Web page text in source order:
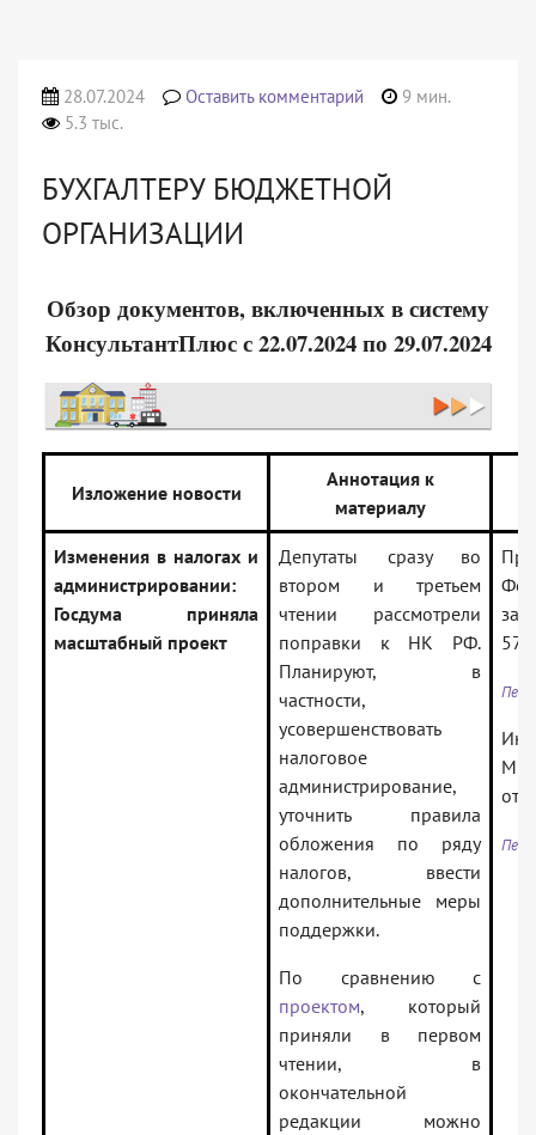
28.07.2024 Оставить комментарий
9 мин.
5.3 тыс.
БУХГАЛТЕРУ БЮДЖЕТНОЙ
ОРГАНИЗАЦИИ
Обзор документов, включенных в систему
КонсультантПлюс с 22.07.2024 по 29.07.2024
Изложение новости
Аннотация к
материалу
Изменения в налогах и
администрировании:
Госдума приняла
масштабный проект
Депутаты сразу во
втором и третьем
чтении рассмотрели
поправки к НК РФ.
Планируют, в
частности,
усовершенствовать
налоговое
администрирование,
уточнить правила
обложения по ряду
налогов, ввести
дополнительные меры
поддержки.
По сравнению с
проектом, который
приняли в первом
чтении, в
окончательной
редакции можно
от